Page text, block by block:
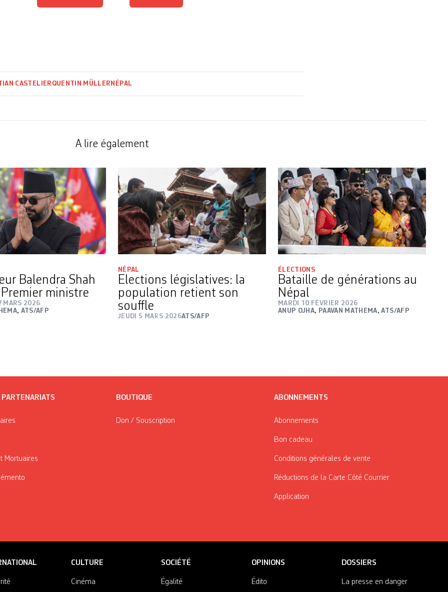
CASTELIER QUENTIN MÜLLER NÉPAL
A lire également
Balendra Shah
ministre
MARS 2026
, ATS/AFP
NÉPAL
Elections législatives: la
population retient son
souffle
JEUDI 5 MARS 2026ATS/AFP
ÉLECTIONS
Bataille de générations au
Népal
MARDI 10 FÉVRIER 2026
ANUP OJHA, PAAVAN MATHEMA,ATS/AFP
Mortuaires
BOUTIQUE
Don / Souscription
ABONNEMENTS
Abonnements
Bon cadeau
Conditions générales de vente
Réductions de la Carte Côté Courrier
Application
CULTURE
Cinéma
SOCIÉTÉ
Égalité
OPINIONS
Édito
DOSSIERS
La presse en danger